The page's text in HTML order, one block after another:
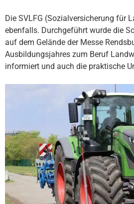
Die SVLFG (Sozialversicherung für
ebenfalls. Durchgeführt wurde die
auf dem Gelände der Messe
Ausbildungsjahres zum Beruf
informiert und auch die praktische